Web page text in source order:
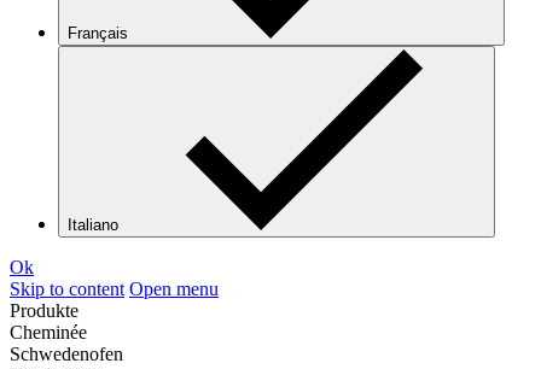
Français
Italiano
Ok
Skip to content Open menu
Produkte
Cheminée
Schwedenofen